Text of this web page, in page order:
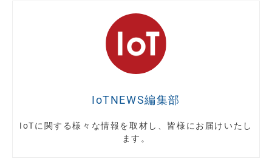
IoTNEWS編集部
IoTに関する様々な情報を取材し、皆様にお届けいたし
ます。